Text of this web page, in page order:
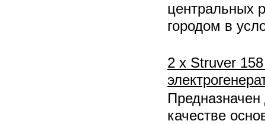
центральных
городом в
2 х Struver
качестве